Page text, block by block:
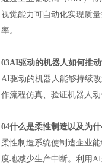
视觉能力可自动化实现质
率。
03AI驱动的机器人如何推
AI驱动的机器人能够持续
作流程仿真、验证机器人
04什么是柔性制造以及为
柔性制造系统使制造企业
度地减少生产中断。利用AI